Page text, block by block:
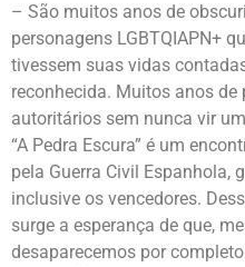
– São muitos anos de
personagens LGBTQIAPN+
tivessem suas vidas
reconhecida. Muitos anos de
autoritários sem nunca vir
“A Pedra Escura” é um
pela Guerra Civil Espanhola,
inclusive os vencedores.
surge a esperança de que,
desaparecemos por